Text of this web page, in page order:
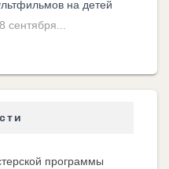
на детей
сентября...
программы